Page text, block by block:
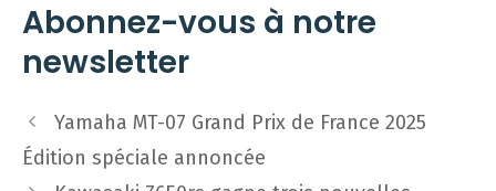
Abonnez-vous à notre
newsletter
Navigation
des
Yamaha MT-07 Grand Prix de France 2025
Édition spéciale annoncée